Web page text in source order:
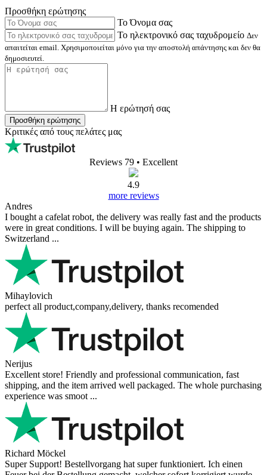
Προσθήκη ερώτησης
Το Όνομα σας
Το ηλεκτρονικό σας ταχυδρομείο Δεν
απαιτείται email. Χρησιμοποιείται μόνο για την αποστολή απάντησης και δεν θα
δημοσιευτεί.
Η ερώτησή σας
Προσθήκη ερώτησης
Κριτικές από τους πελάτες μας
Reviews 79 • Excellent
4.9
more reviews
Andres
I bought a cafelat robot, the delivery was really fast and the products
were in great conditions. I will be buying again. The shipping to
Switzerland ...
Mihaylovich
perfect all product,company,delivery, thanks recomended
Nerijus
Excellent store! Friendly and professional communication, fast
shipping, and the item arrived well packaged. The whole purchasing
experience was smoot ...
Richard Möckel
Super Support! Bestellvorgang hat super funktioniert. Ich einen